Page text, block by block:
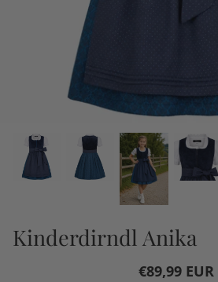
Kinderdirndl Anika
€89,99 EUR